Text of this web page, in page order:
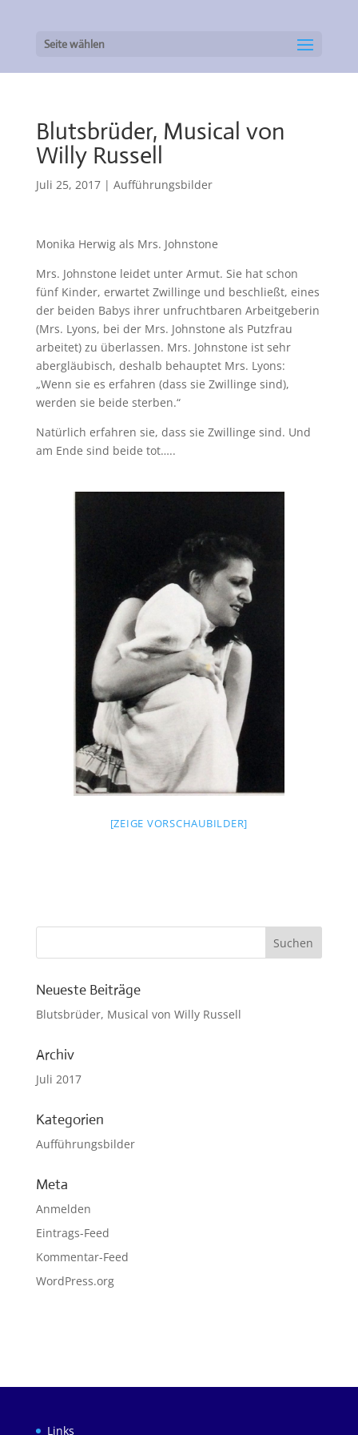
Seite wählen
Blutsbrüder, Musical von
Willy Russell
Juli 25, 2017| Aufführungsbilder
Monika Herwig als Mrs. Johnstone
Mrs. Johnstone leidet unter Armut. Sie hat schon
fünf Kinder, erwartet Zwillinge und beschließt, eines
der beiden Babys ihrer unfruchtbaren Arbeitgeberin
(Mrs. Lyons, bei der Mrs. Johnstone als Putzfrau
arbeitet) zu überlassen. Mrs. Johnstone ist sehr
abergläubisch, deshalb behauptet Mrs. Lyons:
„Wenn sie es erfahren (dass sie Zwillinge sind),
werden sie beide sterben.“
Natürlich erfahren sie, dass sie Zwillinge sind. Und
am Ende sind beide tot…..
[ZEIGE VORSCHAUBILDER]
Neueste Beiträge
Blutsbrüder, Musical von Willy Russell
Archiv
Juli 2017
Kategorien
Aufführungsbilder
Meta
Anmelden
Eintrags-Feed
Kommentar-Feed
WordPress.org
Links